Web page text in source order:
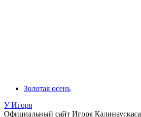
Золотая осень
У Игоря
Официальный сайт Игоря Калинаускаса